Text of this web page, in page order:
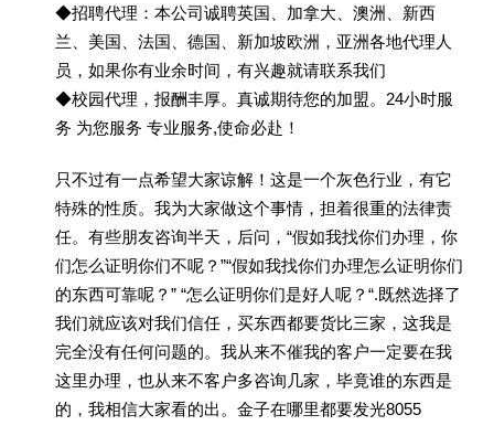
◆招聘代理：本公司诚聘英国、加拿大、澳洲、新西
兰、美国、法国、德国、新加坡欧洲，亚洲各地代理人
员，如果你有业余时间，有兴趣就请联系我们
◆校园代理，报酬丰厚。真诚期待您的加盟。24小时服
务 为您服务 专业服务,使命必赴！
只不过有一点希望大家谅解！这是一个灰色行业，有它
特殊的性质。我为大家做这个事情，担着很重的法律责
任。有些朋友咨询半天，后问，“假如我找你们办理，你
们怎么证明你们不呢？”“假如我找你们办理怎么证明你们
的东西可靠呢？” “怎么证明你们是好人呢？“.既然选择了
我们就应该对我们信任，买东西都要货比三家，这我是
完全没有任何问题的。我从来不催我的客户一定要在我
这里办理，也从来不客户多咨询几家，毕竟谁的东西是
的，我相信大家看的出。金子在哪里都要发光8055